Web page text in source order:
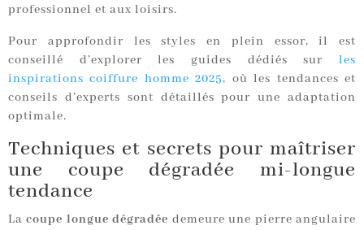
professionnel et aux loisirs.
Pour approfondir les styles en plein essor, il est
conseillé d’explorer les guides dédiés sur les
inspirations coiffure homme 2025, où les tendances et
conseils d’experts sont détaillés pour une adaptation
optimale.
Techniques et secrets pour maîtriser
une coupe dégradée mi-longue
tendance
Lacoupe longue dégradée demeure une pierre angulaire